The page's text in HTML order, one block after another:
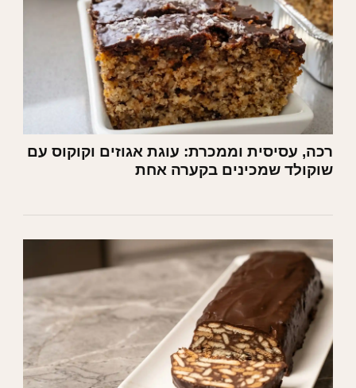
רכה, עסיסית וממכרת: עוגת אגוזים וקוקוס עם
שוקולד שמכינים בקערה אחת